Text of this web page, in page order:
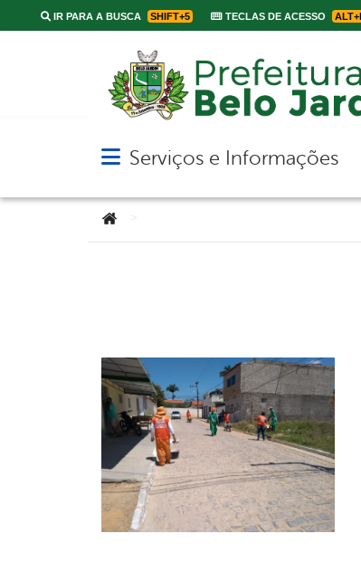
IR PARA A BUSCA SHIFT+5 TECLAS DE ACESSO
Abrir menu principal de navegação
Serviços e Informações
Você está aqui: